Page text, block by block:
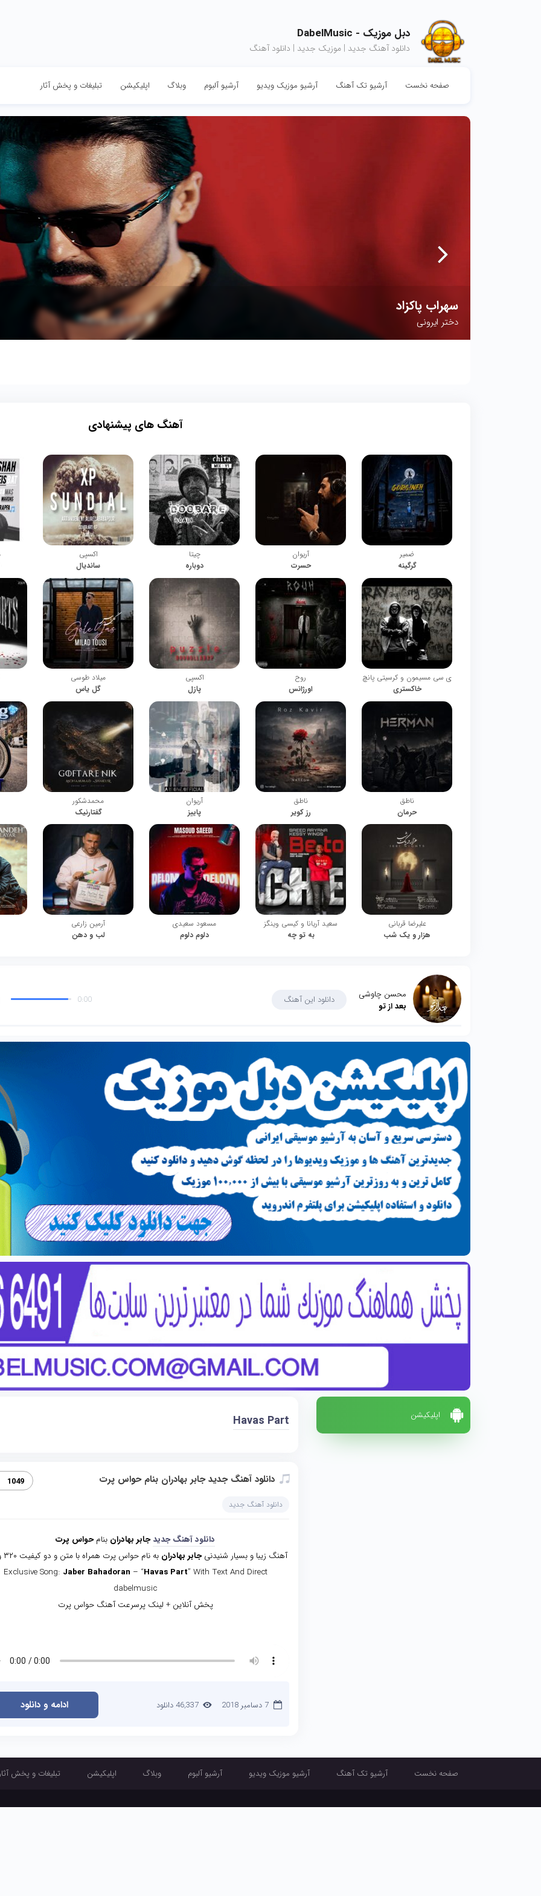
دبل موزیک - DabelMusic
دانلود آهنگ جدید | موزیک جدید | دانلود آهنگ
صفحه نخست آرشیو تک آهنگ آرشیو موزیک ویدیو آرشیو آلبوم وبلاگ اپلیکیشن تبلیغات و پخش آثار
سهراب پاکزاد
دختر ایرونی
آهنگ های پیشنهادی
ضمیر
گرگینه
آریوان
حسرت
چیتا
دوباره
اکسپی
ساندیال
ی سی مسیمون و کرسیتی پانچ
خاکستری
روح
اورژانس
اکسپی
پازل
میلاد طوسی
گل یاس
ناطق
حرمان
ناطق
رز کویر
آریوان
پاییز
محمدشکور
گفتارنیک
علیرضا قربانی
هزار و یک شب
سعید آریانا و کیسی وینگز
به تو چه
مسعود سعیدی
دلوم دلوم
آرمین زارعی
لب و دهن
محسن چاوشی
بعد از تو
دانلود این آهنگ 0:00
اپلیکیشن Havas Part
دانلود آهنگ جدید جابر بهادران بنام حواس پرت 1049
دانلود آهنگ جدید
دانلود آهنگ جدیدجابر بهادران بنامحواس پرت
آهنگ زیبا و بسیار شنیدنیجابر بهادرانبه نام حواس پرت همراه با متن و دو کیفیت ۳۲۰ و ۱۲۸
Exclusive Song: Jaber Bahadoran – “Havas Part” With Text And Direct
dabelmusic
پخش آنلاین + لینک پرسرعت آهنگ حواس پرت
7 دسامبر 2018 46,337 دانلود ادامه و دانلود
صفحه نخست آرشیو تک آهنگ آرشیو موزیک ویدیو آرشیو آلبوم وبلاگ اپلیکیشن تبلیغات و پخش آثار